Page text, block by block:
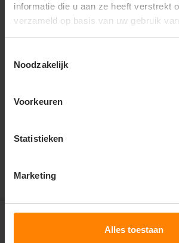
informatie die u aan ze heeft verstrekt
verzameld op basis van uw gebruik
Noodzakelijk
Voorkeuren
Statistieken
Marketing
Alles toestaan
Vragen? Neem contact
klantenservice
store
Abonneer je op onze
nieuwsbrief en